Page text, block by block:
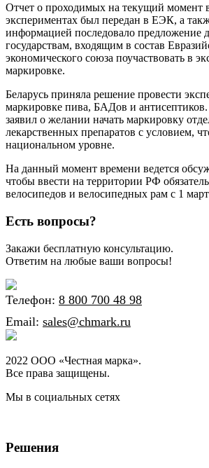
Отчет о проходимых на текущий момент
экспериментах был передан в EЭК, а
информацией последовало предложение
государствам, входящим в состав
экономического союза поучаствовать в
маркировке.
Беларусь приняла решение провести
маркировке пива, БАДов и антисептиков.
заявил о желании начать маркировку
лекарственных препаратов с условием,
национальном уровне.
На данный момент времени ведется
чтобы ввести на территории РФ
велосипедов и велосипедных рам с 1
Есть вопросы?
Закажи бесплатную консультацию.
Ответим на любые ваши вопросы!
Телефон: 8 800 700 48 98
Email: sales@chmark.ru
2022 ООО «Честная марка».
Все права защищены.
Мы в социальных сетях
Решения